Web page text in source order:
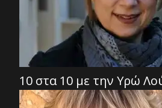
10 στα 10 με την Υρώ